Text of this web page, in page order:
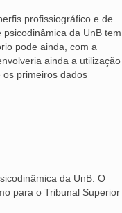
profissiográfico e de
da UnB tem
pode ainda, com a
ainda a utilização
primeiros dados
da UnB. O
para o Tribunal Superior